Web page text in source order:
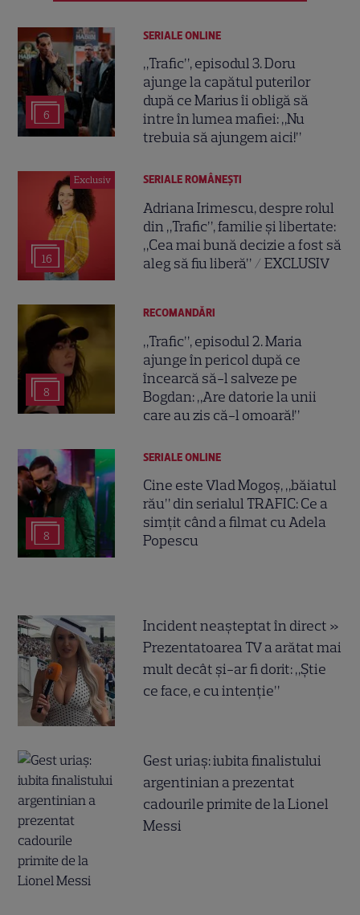
6
SERIALE ONLINE
„Trafic”, episodul 3. Doru
ajunge la capătul puterilor
după ce Marius îi obligă să
intre în lumea mafiei: „Nu
trebuia să ajungem aici!”
Exclusiv
16
SERIALE ROMÂNEŞTI
Adriana Irimescu, despre rolul
din „Trafic”, familie și libertate:
„Cea mai bună decizie a fost să
aleg să fiu liberă” / EXCLUSIV
8
RECOMANDĂRI
„Trafic”, episodul 2. Maria
ajunge în pericol după ce
încearcă să-l salveze pe
Bogdan: „Are datorie la unii
care au zis că-l omoară!”
8
SERIALE ONLINE
Cine este Vlad Mogoș, „băiatul
rău” din serialul TRAFIC: Ce a
simțit când a filmat cu Adela
Popescu
Incident neașteptat în direct »
Prezentatoarea TV a arătat mai
mult decât și-ar fi dorit: „Știe
ce face, e cu intenție”
Gest uriaș: iubita finalistului
argentinian a prezentat
cadourile primite de la Lionel
Messi